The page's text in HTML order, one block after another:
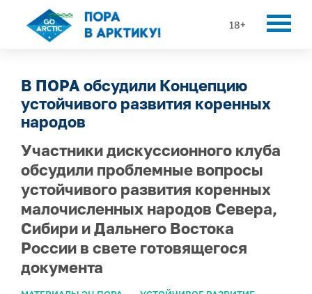
18+
В ПОРА обсудили Концепцию
устойчивого развития коренных
народов
Участники дискуссионного клуба
обсудили проблемные вопросы
устойчивого развития коренных
малочисленных народов Севера,
Сибири и Дальнего Востока
России в свете готовящегося
документа